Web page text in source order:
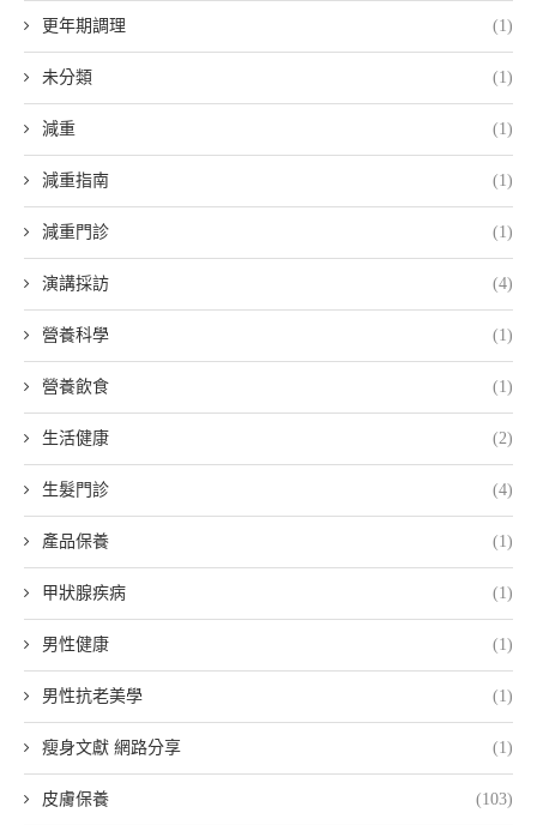
更年期調理 (1)
未分類 (1)
減重 (1)
減重指南 (1)
減重門診 (1)
演講採訪 (4)
營養科學 (1)
營養飲食 (1)
生活健康 (2)
生髮門診 (4)
產品保養 (1)
甲狀腺疾病 (1)
男性健康 (1)
男性抗老美學 (1)
瘦身文獻 網路分享 (1)
皮膚保養 (103)